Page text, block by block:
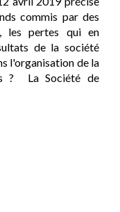
commis par des
les pertes qui en
de la société
l'organisation de la
? La Société de